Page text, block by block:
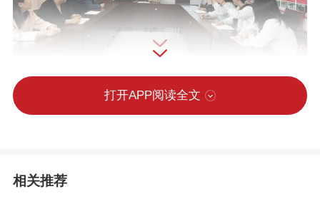
开展“宣讲+科普+竞赛”三合一活动。五四
打开APP阅读全文
相关推荐